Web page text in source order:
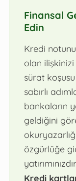
Finansal
Edin
Kredi
olan
sürat
sabırlı
bankaların
geldiğini
özgürlüğe
Kredi